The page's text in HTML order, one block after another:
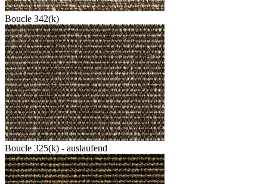
Boucle 342(k)
Boucle 325(k) - auslaufend